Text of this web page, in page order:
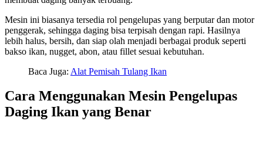
Mesin ini biasanya tersedia rol pengelupas yang berputar dan motor
penggerak, sehingga daging bisa terpisah dengan rapi. Hasilnya
lebih halus, bersih, dan siap olah menjadi berbagai produk seperti
bakso ikan, nugget, abon, atau fillet sesuai kebutuhan.
Baca Juga: Alat Pemisah Tulang Ikan
Cara Menggunakan Mesin Pengelupas
Daging Ikan yang Benar